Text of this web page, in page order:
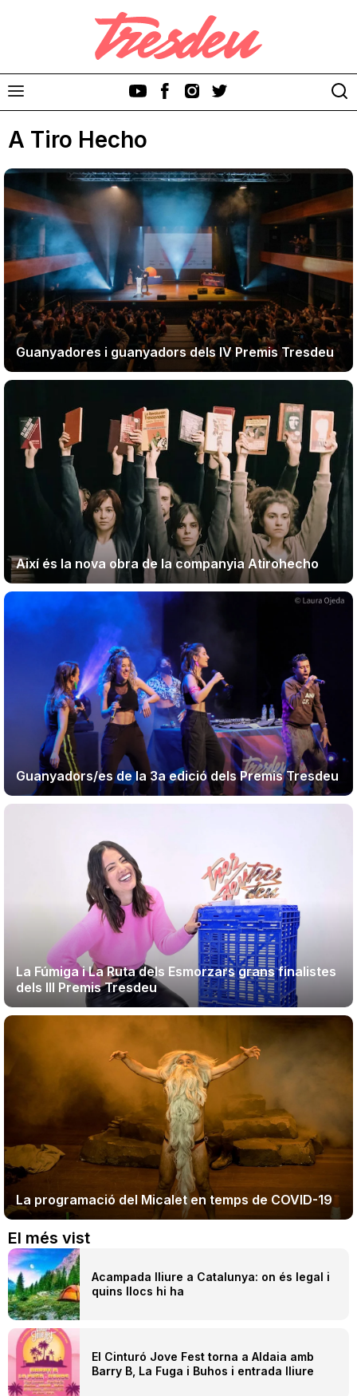
Discos
Videoclips
Cinema i Televisió
Festivals
Teatre
Internet
Opinió
Llibres
La Llista
A Tiro Hecho
Guanyadores i guanyadors dels IV Premis Tresdeu
Així és la nova obra de la companyia Atirohecho
Guanyadors/es de la 3a edició dels Premis Tresdeu
La Fúmiga i La Ruta dels Esmorzars grans finalistes
dels III Premis Tresdeu
La programació del Micalet en temps de COVID-19
El més vist
Acampada lliure a Catalunya: on és legal i
quins llocs hi ha
El Cinturó Jove Fest torna a Aldaia amb
Barry B, La Fuga i Buhos i entrada lliure